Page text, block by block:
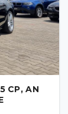
CP, AN